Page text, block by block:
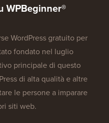
WPBeginner®
WordPress gratuito per
fondato nel luglio
principale di questo
di alta qualità e altre
le persone a imparare
siti web.